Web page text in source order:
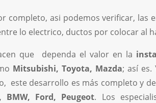
completo, asi podemos verificar,
lo electrico, ductos por colocar al
que dependa el valor en la
Mitsubishi, Toyota, Mazda; así
este desarrollo es más completo y
BMW, Ford, Peugeot. Los